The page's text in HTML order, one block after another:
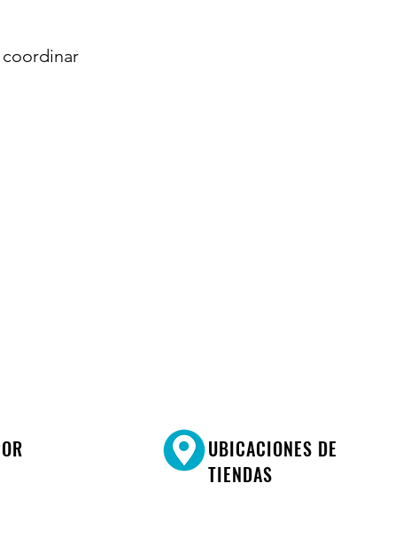
UBICACIONES DE
TIENDAS